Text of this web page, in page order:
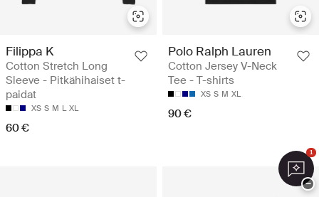
Filippa K
Cotton Stretch Long
Sleeve - Pitkähihaiset t-
paidat
XS S M L XL
60 €
Polo Ralph Lauren
Cotton Jersey V-Neck
Tee - T-shirts
XS S M XL
90 €
1
−